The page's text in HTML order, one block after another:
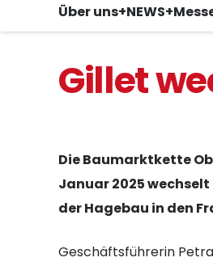
Über uns+NEWS+
Gillet
Die Baumarktkette
Januar 2025
der Hagebau in den
Geschäftsführerin